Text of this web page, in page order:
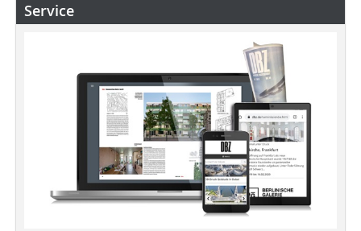
Service